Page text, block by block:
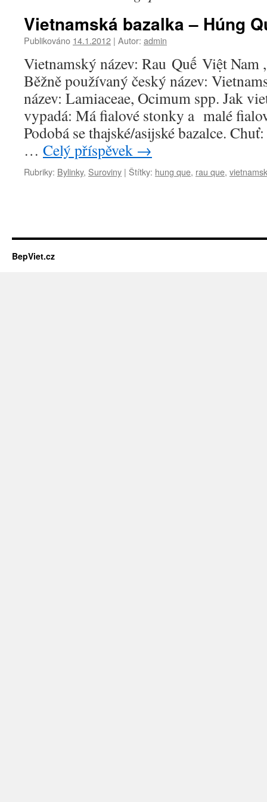
Vietnamská bazalka – Húng
Publikováno 14.1.2012 | Autor: admin
Vietnamský název: Rau Quế Việt Nam
Běžně používaný český název:
název: Lamiaceae, Ocimum spp. Jak
vypadá: Má fialové stonky a malé
Podobá se thajské/asijské bazalce.
… Celý příspěvek →
Rubriky: Bylinky, Suroviny | Štítky: hung que, rau que,
BepViet.cz